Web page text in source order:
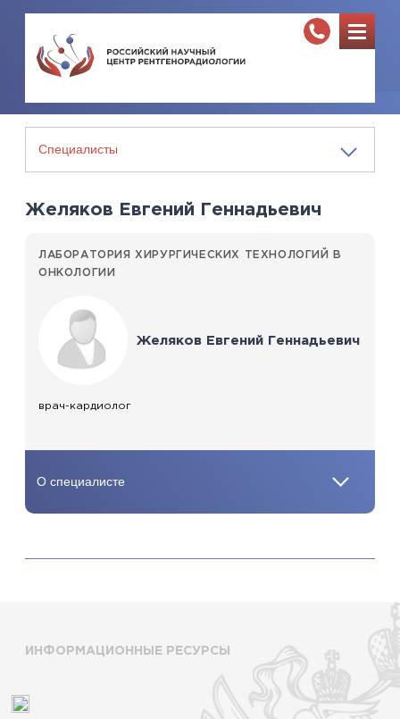
Желяков Евгений Геннадьевич
ЛАБОРАТОРИЯ ХИРУРГИЧЕСКИХ ТЕХНОЛОГИЙ В
ОНКОЛОГИИ
Желяков Евгений Геннадьевич
врач-кардиолог
ИНФОРМАЦИОННЫЕ РЕСУРСЫ